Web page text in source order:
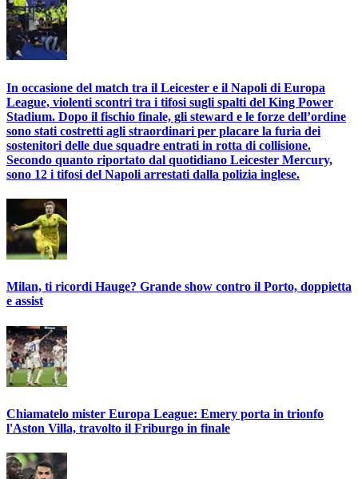
In occasione del match tra il Leicester e il Napoli di Europa
League, violenti scontri tra i tifosi sugli spalti del King Power
Stadium. Dopo il fischio finale, gli steward e le forze dell’ordine
sono stati costretti agli straordinari per placare la furia dei
sostenitori delle due squadre entrati in rotta di collisione.
Secondo quanto riportato dal quotidiano Leicester Mercury,
sono 12 i tifosi del Napoli arrestati dalla polizia inglese.
Milan, ti ricordi Hauge? Grande show contro il Porto, doppietta
e assist
Chiamatelo mister Europa League: Emery porta in trionfo
l'Aston Villa, travolto il Friburgo in finale